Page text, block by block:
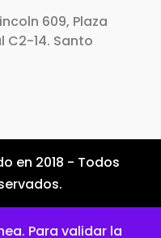
Para validar la
609, Plaza
C2-14. Santo
en 2018 - Todos